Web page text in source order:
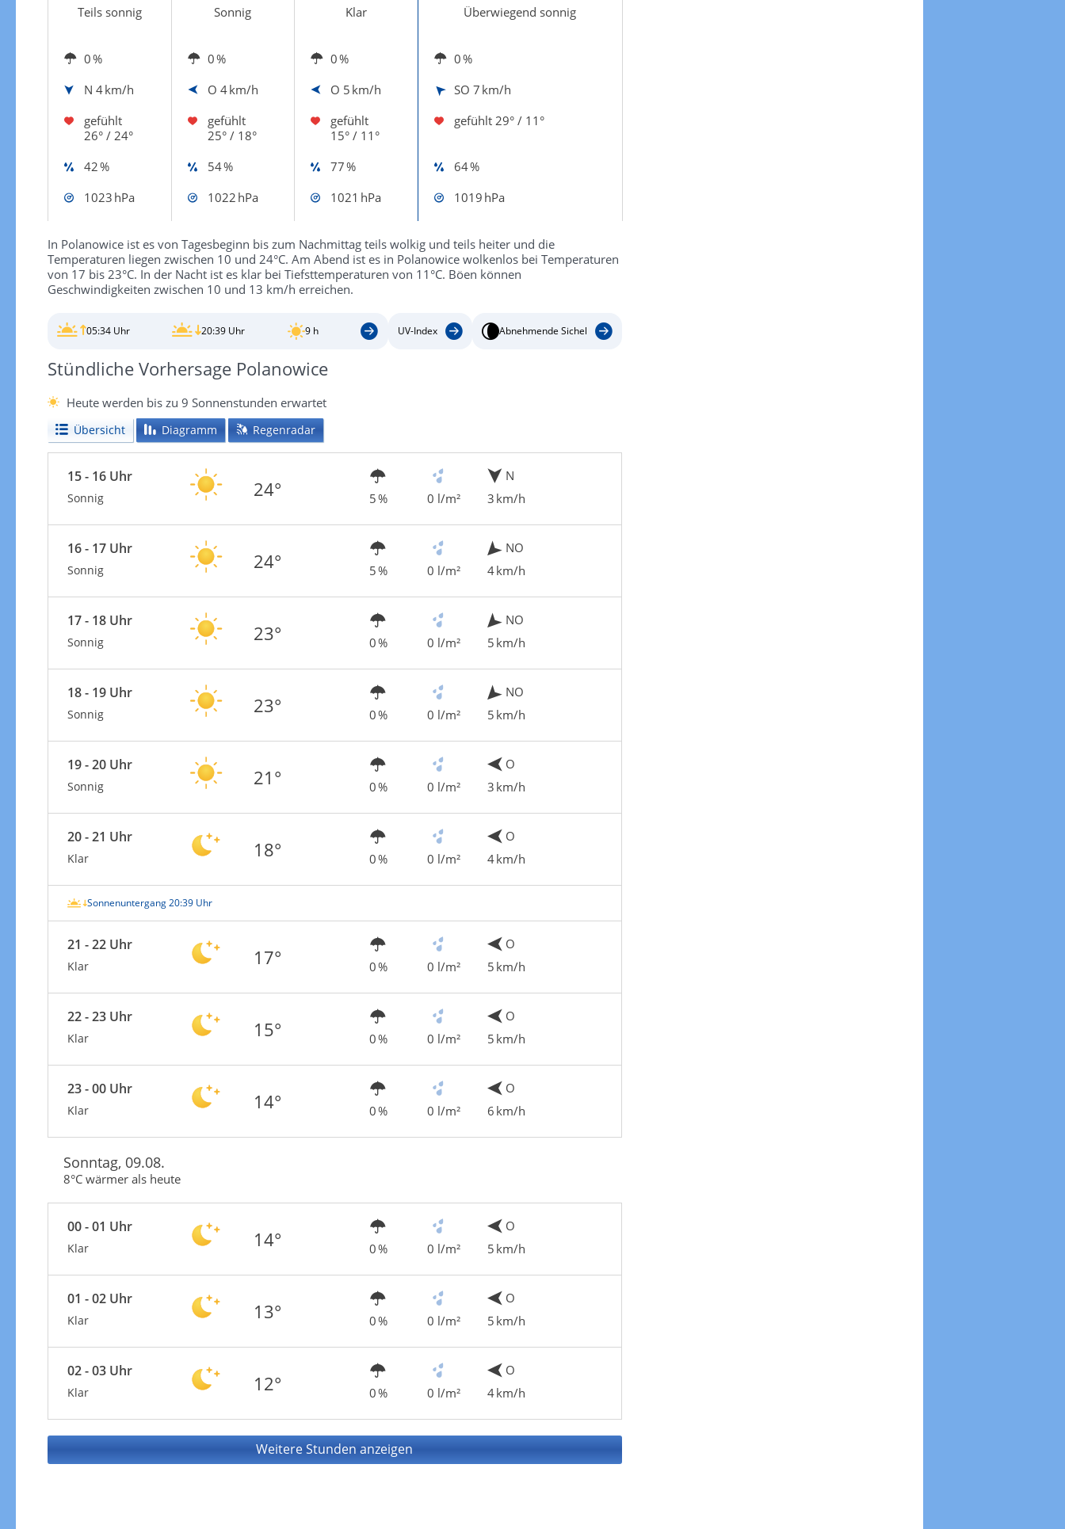
Teils sonnig Sonnig Klar Überwiegend sonnig
0 % 0 % 0 %
0 %
N 4 km/h O 4 km/h O 5 km/h SO 7 km/h
gefühlt
26° / 24°
gefühlt
25° / 18°
gefühlt
15° / 11°
gefühlt 29° / 11°
42 % 54 % 77 %
64 %
1023 hPa
1022 hPa 1021 hPa 1019 hPa
In Polanowice ist es von Tagesbeginn bis zum Nachmittag teils wolkig und teils heiter und die
Temperaturen liegen zwischen 10 und 24°C. Am Abend ist es in Polanowice wolkenlos bei Temperaturen
von 17 bis 23°C. In der Nacht ist es klar bei Tiefsttemperaturen von 11°C. Böen können
Geschwindigkeiten zwischen 10 und 13 km/h erreichen.
05:34 Uhr 20:39 Uhr 9 h UV-Index Abnehmende Sichel
Stündliche Vorhersage Polanowice
Heute werden bis zu 9 Sonnenstunden erwartet
Übersicht Diagramm Regenradar
15 - 16 Uhr
Sonnig 24° 5 % 0 l/m²
N
3 km/h
16 - 17 Uhr
Sonnig 24° 5 % 0 l/m²
NO
4 km/h
17 - 18 Uhr
Sonnig 23° 0 % 0 l/m²
NO
5 km/h
18 - 19 Uhr
Sonnig 23° 0 % 0 l/m²
NO
5 km/h
19 - 20 Uhr
Sonnig 21° 0 % 0 l/m²
O
3 km/h
20 - 21 Uhr
Klar 18° 0 % 0 l/m²
O
4 km/h
Sonnenuntergang 20:39 Uhr
21 - 22 Uhr
Klar 17° 0 % 0 l/m²
O
5 km/h
22 - 23 Uhr
Klar 15° 0 % 0 l/m²
O
5 km/h
23 - 00 Uhr
Klar 14° 0 % 0 l/m²
O
6 km/h
Sonntag, 09.08.
8°C wärmer als heute
00 - 01 Uhr
Klar 14° 0 % 0 l/m²
O
5 km/h
01 - 02 Uhr
Klar 13° 0 % 0 l/m²
O
5 km/h
02 - 03 Uhr
Klar 12° 0 % 0 l/m²
O
4 km/h
Weitere Stunden anzeigen